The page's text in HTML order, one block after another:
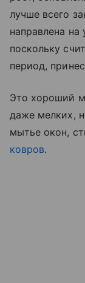
лучше всего
направлена
поскольку
период,
Это хороший
даже мелких,
мытье окон,
ковров.